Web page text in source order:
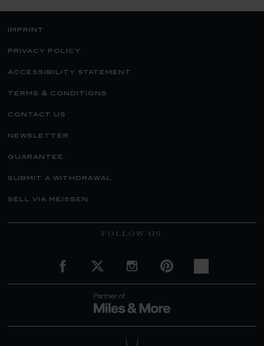
imprint
privacy policy
accessibility statement
terms & conditions
contact us
newsletter
guarantee
submit a withdrawal
sell via meissen
FOLLOW US